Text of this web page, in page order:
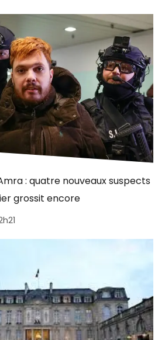
: quatre nouveaux suspects
grossit encore